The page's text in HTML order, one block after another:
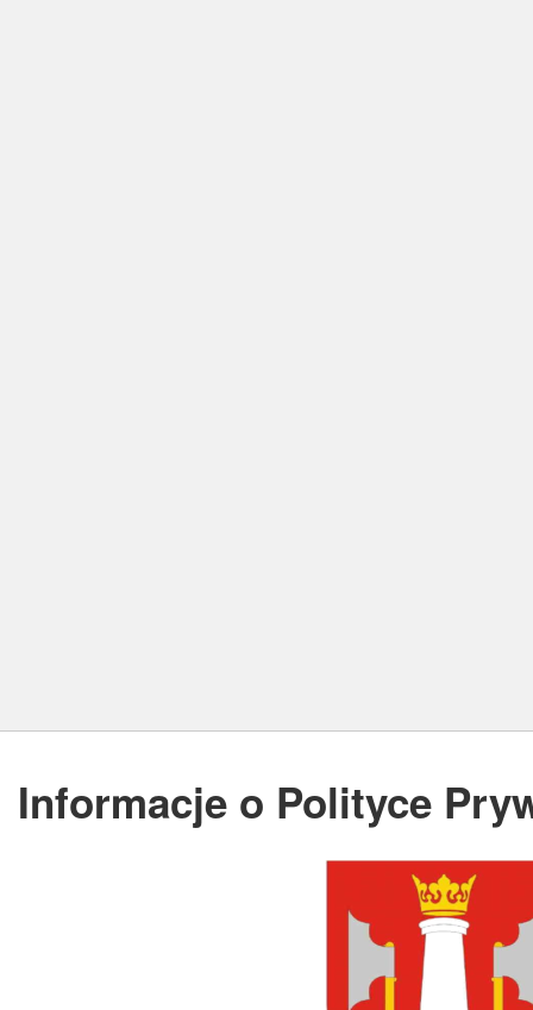
Informacje o Polityce